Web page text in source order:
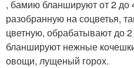
, бамию бланшируют от 2 до
разобранную на соцветья,
цветную, обрабатывают до
бланшируют нежные
овощи, лущеный горох.